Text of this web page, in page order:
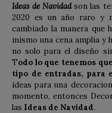
Ideas de Navidadson las
2020 es un año raro y
cambiado la manera que
mismo una cena amplia y
no solo para el diseño
Todo lo que tenemos
tipo de entradas, para
ideas para una
momento, entonces
las Ideas de Navidad.